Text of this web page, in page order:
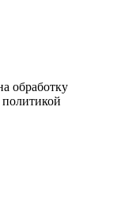
обработку